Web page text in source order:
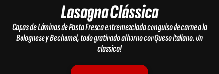
Lasagna Clássica
Capas de Láminas de Pasta Fresca entremezclada con guiso de carne a la
Bolognese y Bechamel, todo gratinado al horno con Queso italiano. Un
classico!